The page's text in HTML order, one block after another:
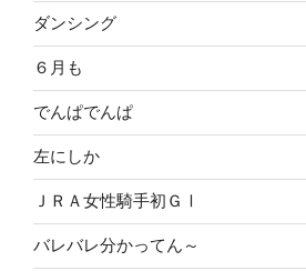
ダンシング
６月も
でんぱでんぱ
左にしか
ＪＲＡ女性騎手初ＧⅠ
バレバレ分かってん～